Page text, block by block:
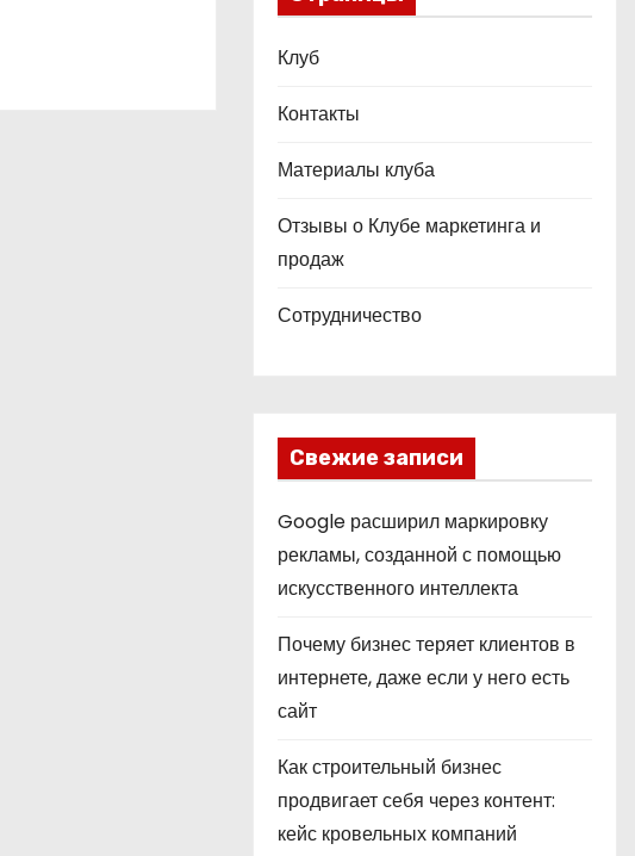
Клуб
Контакты
Материалы клуба
Отзывы о Клубе маркетинга и
продаж
Сотрудничество
Свежие записи
Google расширил маркировку
рекламы, созданной с помощью
искусственного интеллекта
Почему бизнес теряет клиентов в
интернете, даже если у него есть
сайт
Как строительный бизнес
продвигает себя через контент:
кейс кровельных компаний